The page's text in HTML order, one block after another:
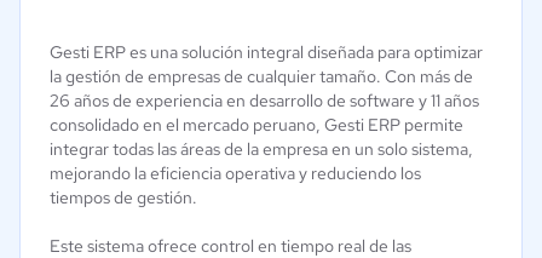
Gesti ERP es una solución integral diseñada para optimizar
la gestión de empresas de cualquier tamaño. Con más de
26 años de experiencia en desarrollo de software y 11 años
consolidado en el mercado peruano, Gesti ERP permite
integrar todas las áreas de la empresa en un solo sistema,
mejorando la eficiencia operativa y reduciendo los
tiempos de gestión.
Este sistema ofrece control en tiempo real de las